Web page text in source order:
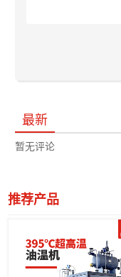
最新
暂无评论
推荐产品